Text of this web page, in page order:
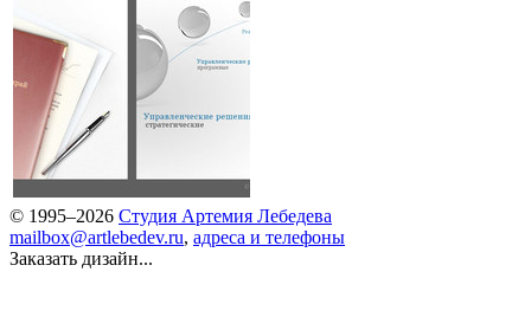
© 1995–2026 Студия Артемия Лебедева
mailbox@artlebedev.ru, адреса и телефоны
Заказать дизайн...